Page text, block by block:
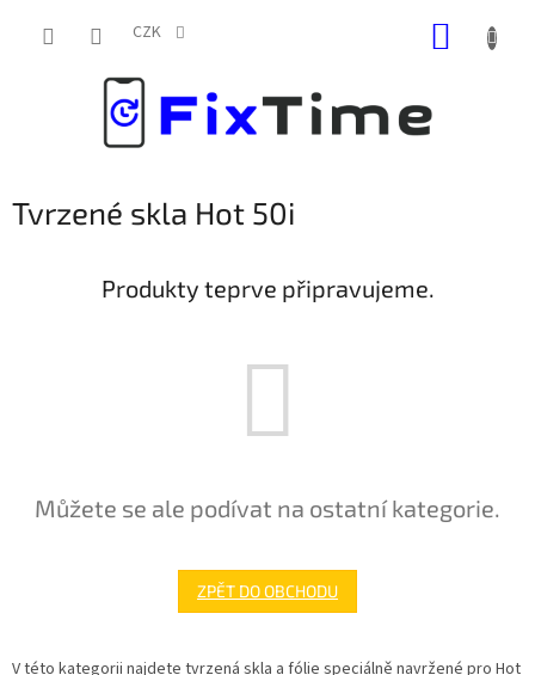
CZK
Tvrzené skla Hot 50i
Produkty teprve připravujeme.
Můžete se ale podívat na ostatní kategorie.
ZPĚT DO OBCHODU
V této kategorii najdete tvrzená skla a fólie speciálně navržené pro Hot